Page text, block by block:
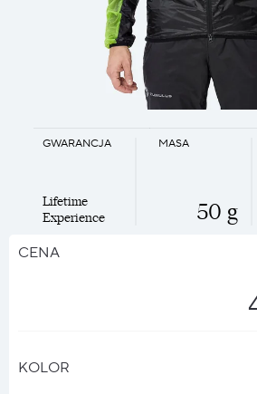
MASA
50 g
GWARANCJA
Lifetime
Experience
CENA
KOLOR